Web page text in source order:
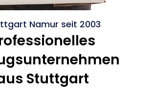
Namur seit 2003
Stuttgart